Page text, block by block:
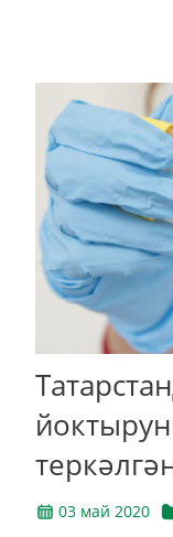
03 май 2020